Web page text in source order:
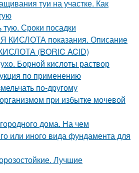
туи на участке. Как
тую. Сроки посадки
КИСЛОТА показания. Описание
(BORIC ACID)
Борной кислоты раствор
по применению
по-другому
при избытке мочевой
дома. На чем
или иного вида фундамента для
Лучшие